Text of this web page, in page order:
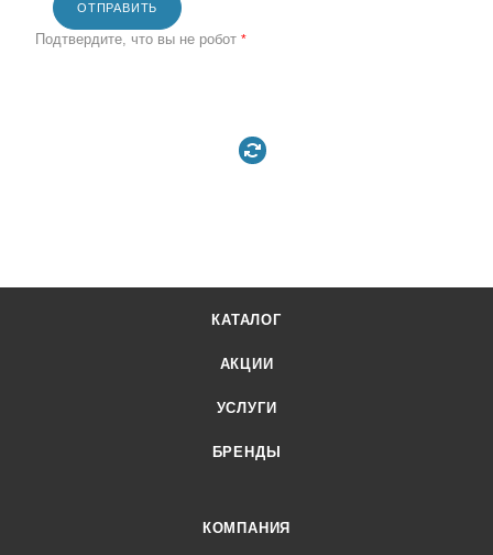
ОТПРАВИТЬ
Подтвердите, что вы не робот *
КАТАЛОГ
АКЦИИ
УСЛУГИ
БРЕНДЫ
КОМПАНИЯ